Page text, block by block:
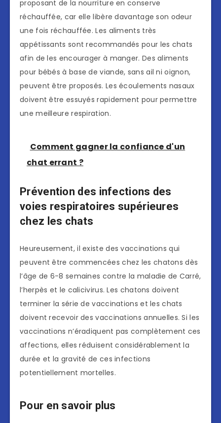
proposant de la nourriture en conserve
réchauffée, car elle libère davantage son odeur
une fois réchauffée. Les aliments très
appétissants sont recommandés pour les chats
afin de les encourager à manger. Des aliments
pour bébés à base de viande, sans ail ni oignon,
peuvent être proposés. Les écoulements nasaux
doivent être essuyés rapidement pour permettre
une meilleure respiration.
Comment gagner la confiance d'un
chat errant ?
Prévention des infections des
voies respiratoires supérieures
chez les chats
Heureusement, il existe des vaccinations qui
peuvent être commencées chez les chatons dès
l’âge de 6-8 semaines contre la maladie de Carré,
l’herpès et le calicivirus. Les chatons doivent
terminer la série de vaccinations et les chats
doivent recevoir des vaccinations annuelles. Si les
vaccinations n’éradiquent pas complètement ces
affections, elles réduisent considérablement la
durée et la gravité de ces infections
potentiellement mortelles.
Pour en savoir plus